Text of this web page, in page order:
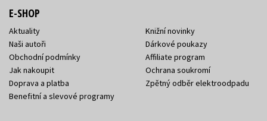
E-SHOP
Aktuality
Naši autoři
Obchodní podmínky
Jak nakoupit
Doprava a platba
Benefitní a slevové programy
Knižní novinky
Dárkové poukazy
Affiliate program
Ochrana soukromí
Zpětný odběr elektroodpadu